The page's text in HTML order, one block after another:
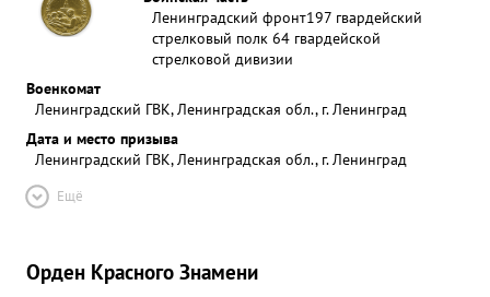
Ленинградский фронт197 гвардейский
стрелковый полк 64 гвардейской
стрелковой дивизии
Военкомат
Ленинградский ГВК, Ленинградская обл., г. Ленинград
Дата и место призыва
Ленинградский ГВК, Ленинградская обл., г. Ленинград
Ещё
Орден Красного Знамени